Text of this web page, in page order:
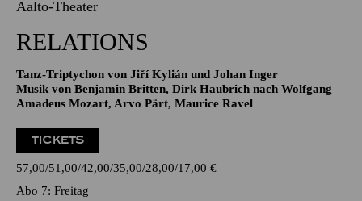
Aalto-Theater
RELATIONS
Tanz-Triptychon von Jiří Kylián und Johan Inger
Musik von Benjamin Britten, Dirk Haubrich nach Wolfgang
Amadeus Mozart, Arvo Pärt, Maurice Ravel
TICKETS
57,00 51,00 42,00 35,00 28,00 17,00 €
Abo 7: Freitag